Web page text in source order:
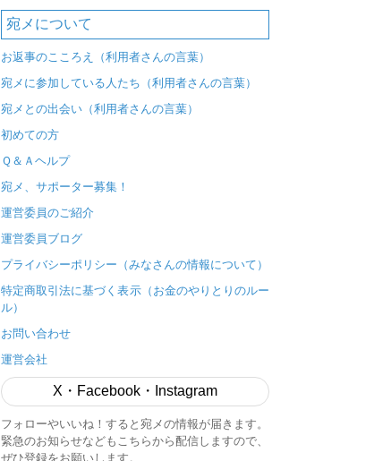
宛メについて
お返事のこころえ（利用者さんの言葉）
宛メに参加している人たち（利用者さんの言葉）
宛メとの出会い（利用者さんの言葉）
初めての方
Ｑ＆Ａヘルプ
宛メ、サポーター募集！
運営委員のご紹介
運営委員ブログ
プライバシーポリシー（みなさんの情報について）
特定商取引法に基づく表示（お金のやりとりのルー
ル）
お問い合わせ
運営会社
X・Facebook・Instagram
フォローやいいね！すると宛メの情報が届きます。
緊急のお知らせなどもこちらから配信しますので、
ぜひ登録をお願いします。